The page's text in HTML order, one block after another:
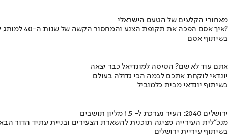
מאחורי הקלעים של הטעם הישראלי
איך אסם הפכה את תקופת הצנע והמחסור הקשה של שנות ה-40 למותג לאומי?
בשיתוף אסם
אתם עוד לא שם? הטיסה למונדיאל כבר יצאה
יונדאי לוקחת אתכם לבמה הכי גדולה בעולם
בשיתוף יונדאי מבית כלמוביל
ירושלים 2040: העיר נערכת ל- 1.5 מליון תושבים
מנכ"לית העירייה מציגה תוכנית להשארת הצעירים ובניית עתיד הדור
בשיתוף עיריית ירושלים